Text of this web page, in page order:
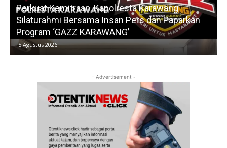
Perkuat Kemitraan, Kapolresta Karawang
Silaturahmi Bersama Insan Pers dan Paparkan
Program ‘GAZZ KARAWANG’
5 Agustus 2026
- Advertisement -